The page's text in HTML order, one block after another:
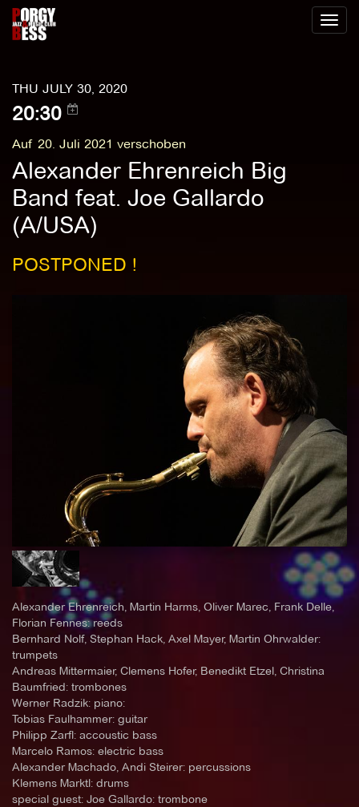
Toggle
THU JULY 30, 2020
20:30
Auf 20. Juli 2021 verschoben
Alexander Ehrenreich Big
Band feat. Joe Gallardo
(A/USA)
POSTPONED !
Alexander Ehrenreich, Martin Harms, Oliver Marec, Frank Delle,
Florian Fennes: reeds
Bernhard Nolf, Stephan Hack, Axel Mayer, Martin Ohrwalder:
trumpets
Andreas Mittermaier, Clemens Hofer, Benedikt Etzel, Christina
Baumfried: trombones
Werner Radzik: piano:
Tobias Faulhammer: guitar
Philipp Zarfl: accoustic bass
Marcelo Ramos: electric bass
Alexander Machado, Andi Steirer: percussions
Klemens Marktl: drums
special guest: Joe Gallardo: trombone